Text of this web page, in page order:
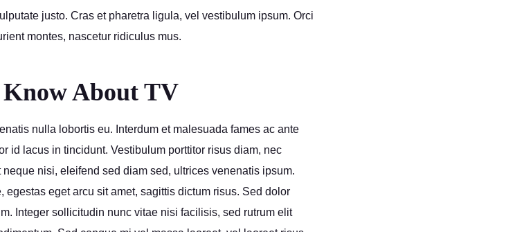
justo. Cras et pharetra ligula, vel vestibulum ipsum. Orci
montes, nascetur ridiculus mus.
Know About TV
nulla lobortis eu. Interdum et malesuada fames ac ante
id lacus in tincidunt. Vestibulum porttitor risus diam, nec
nisi, eleifend sed diam sed, ultrices venenatis ipsum.
eget arcu sit amet, sagittis dictum risus. Sed dolor
Integer sollicitudin nunc vitae nisi facilisis, sed rutrum elit